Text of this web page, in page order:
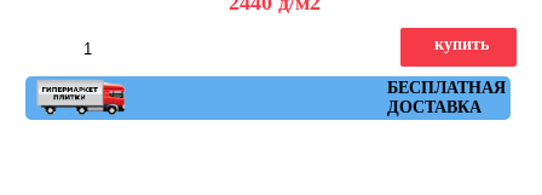
БЕСПЛАТНАЯ
ДОСТАВКА
купить